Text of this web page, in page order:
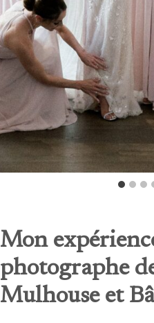
Mon
photographe
Mulhouse et